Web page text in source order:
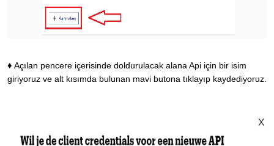
♦ Açılan pencere içerisinde doldurulacak alana Api için bir isim
giriyoruz ve alt kısımda bulunan mavi butona tıklayıp kaydediyoruz.